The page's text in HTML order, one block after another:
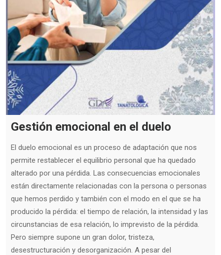
Gestión emocional en el duelo
El duelo emocional es un proceso de adaptación que nos
permite restablecer el equilibrio personal que ha quedado
alterado por una pérdida. Las consecuencias emocionales
están directamente relacionadas con la persona o personas
que hemos perdido y también con el modo en el que se ha
producido la pérdida: el tiempo de relación, la intensidad y las
circunstancias de esa relación, lo imprevisto de la pérdida.
Pero siempre supone un gran dolor, tristeza,
desestructuración y desorganización. A pesar del